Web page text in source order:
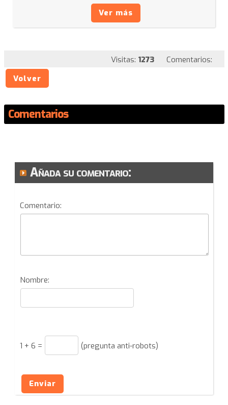
Ver más
Visitas: 1273
Comentarios:
Volver
Comentarios
Añada su comentario:
Comentario:
Nombre:
1 + 6 = (pregunta anti-robots)
Enviar